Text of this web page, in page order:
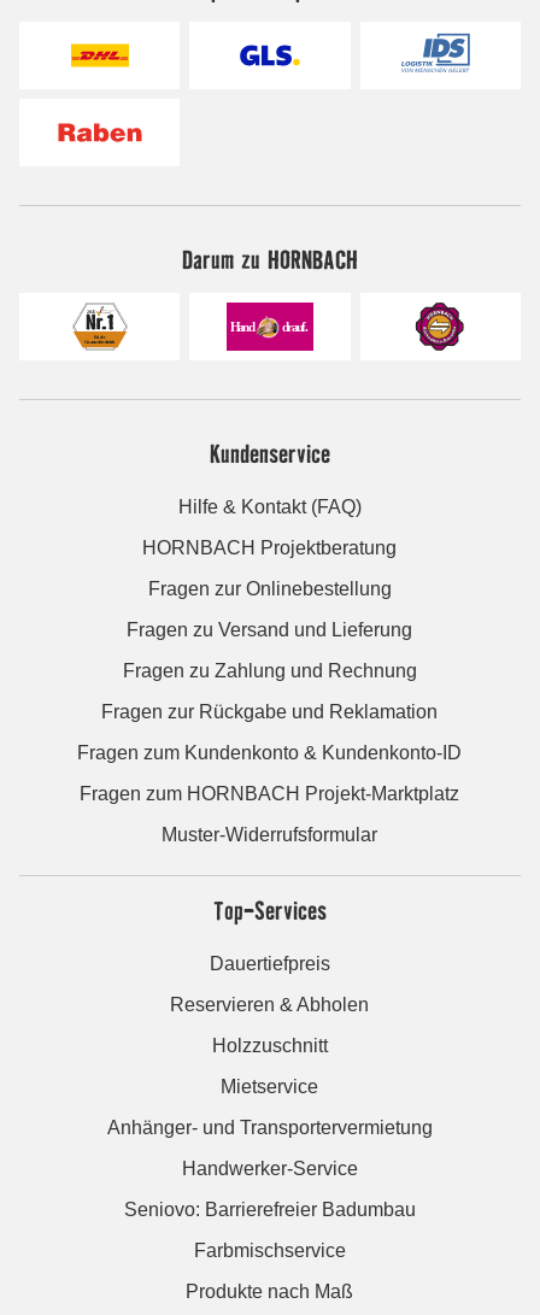
Darum zu HORNBACH
Kundenservice
Hilfe & Kontakt (FAQ)
HORNBACH Projektberatung
Fragen zur Onlinebestellung
Fragen zu Versand und Lieferung
Fragen zu Zahlung und Rechnung
Fragen zur Rückgabe und Reklamation
Fragen zum Kundenkonto & Kundenkonto-ID
Fragen zum HORNBACH Projekt-Marktplatz
Muster-Widerrufsformular
Top-Services
Dauertiefpreis
Reservieren & Abholen
Holzzuschnitt
Mietservice
Anhänger- und Transportervermietung
Handwerker-Service
Seniovo: Barrierefreier Badumbau
Farbmischservice
Produkte nach Maß